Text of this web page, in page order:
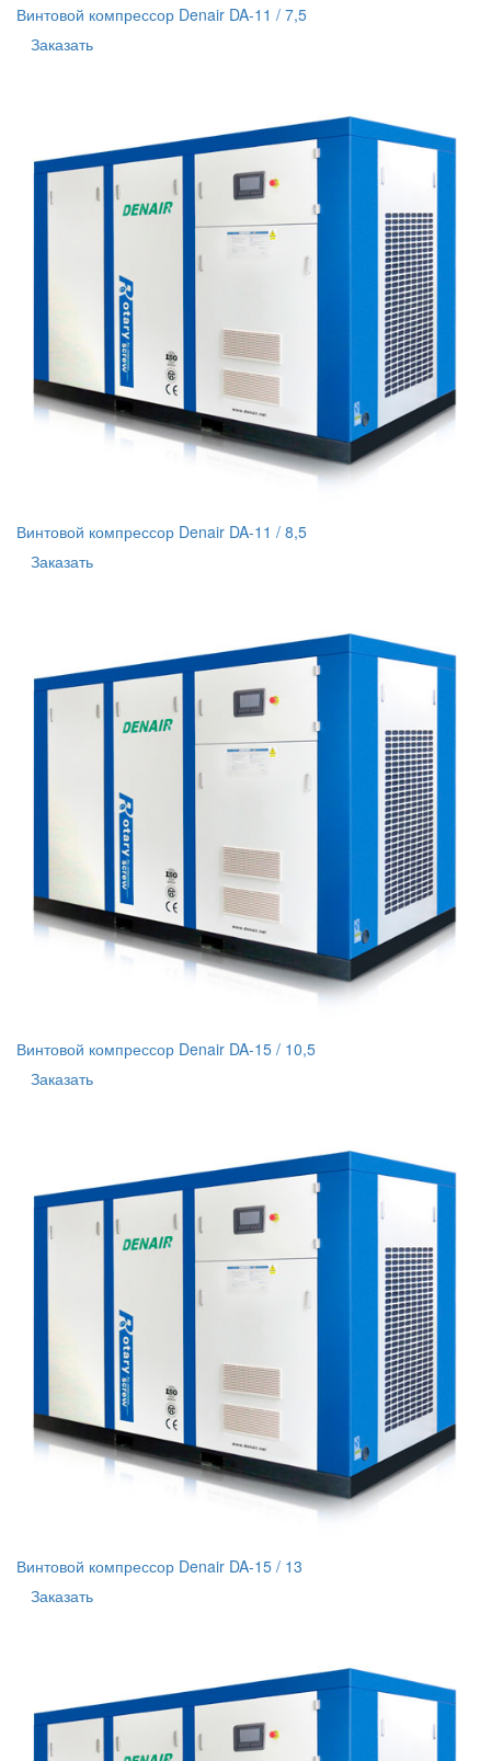
Винтовой компрессор Denair DA-11 / 7,5
Заказать
Винтовой компрессор Denair DA-11 / 8,5
Заказать
Винтовой компрессор Denair DA-15 / 10,5
Заказать
Винтовой компрессор Denair DA-15 / 13
Заказать